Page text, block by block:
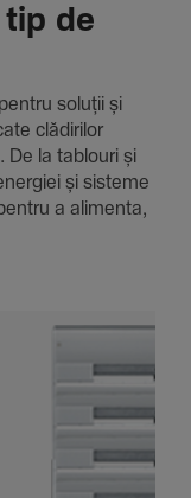
de
soluții și
clădi­rilor
De la tablouri și
și sisteme
a alimenta,